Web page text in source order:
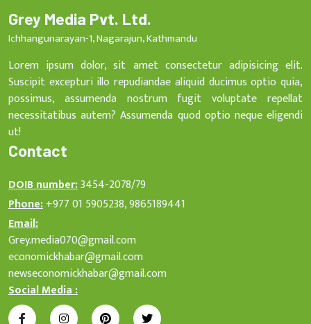
Grey Media Pvt. Ltd.
Ichhangunarayan-1, Nagarajun, Kathmandu
Lorem ipsum dolor, sit amet consectetur adipisicing elit.
Suscipit excepturi illo repudiandae aliquid ducimus optio quia,
possimus, assumenda nostrum fugit voluptate repellat
necessitatibus autem? Assumenda quod optio neque eligendi
ut!
Contact
DOIB number:3454-2078/79
Phone:+977 01 5905238, 9865189441
Email:
Grey.media070@gmail.com
economickhabar@gmail.com
newseconomickhabar@gmail.com
Social Media :